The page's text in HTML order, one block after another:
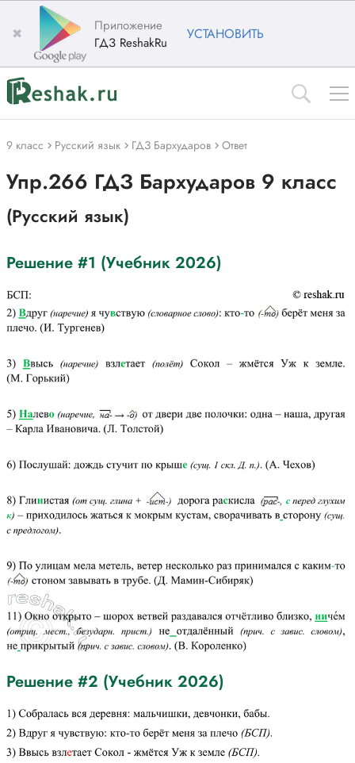
✖
Приложение
ГДЗ ReshakRu
УСТАНОВИТЬ
9 класс Русский язык ГДЗ Бархударов Ответ
Упр.266 ГДЗ Бархударов 9 класс
(Русский язык)
Решение #1 (Учебник 2026)
Решение #2 (Учебник 2026)